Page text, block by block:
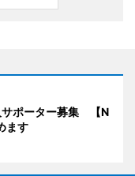
サポーター募集 【N
ます